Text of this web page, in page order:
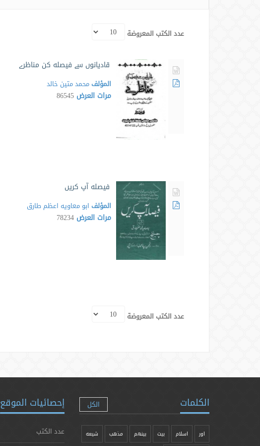
عدد الكتب المعروضة
قاديانوں سے فيصله كن مناظرے
المؤلف محمد متين خالد
مرات العرض 86545
فيصله آپ كريں
المؤلف ابو معاويه اعظم طارق
مرات العرض 78234
عدد الكتب المعروضة
الكلمات الكل
اور اسلام بیت بينهم مذهب شيعه
إحصائيات الموقع
عدد الكتب